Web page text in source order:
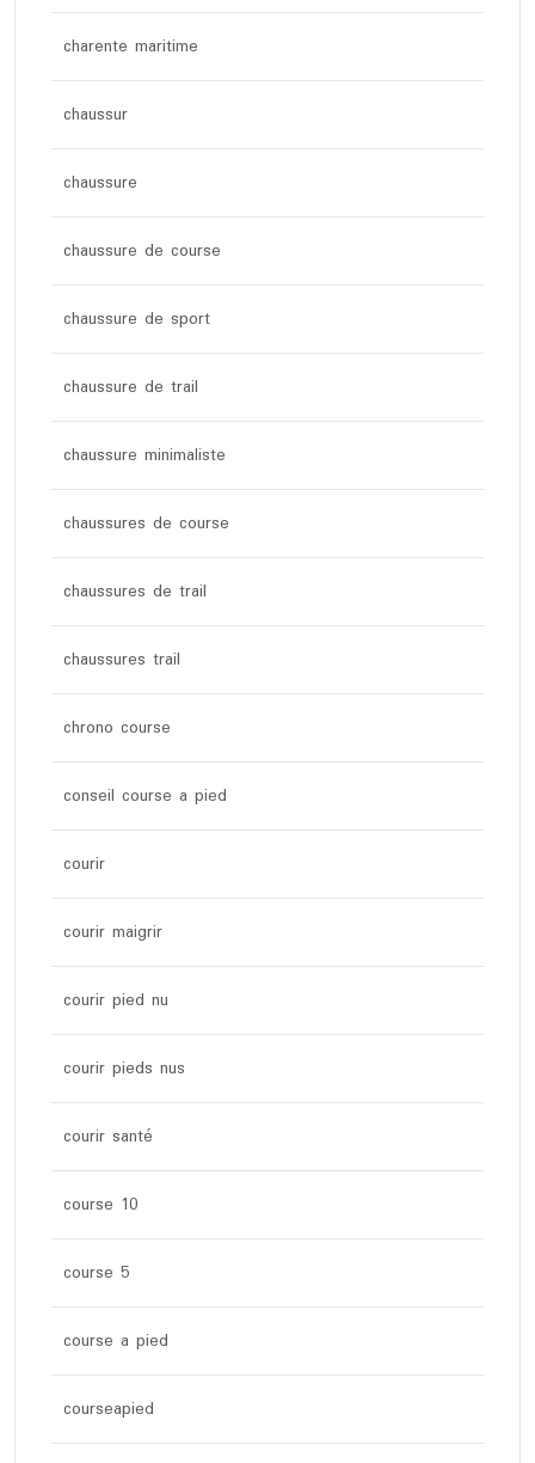
charente maritime
chaussur
chaussure
chaussure de course
chaussure de sport
chaussure de trail
chaussure minimaliste
chaussures de course
chaussures de trail
chaussures trail
chrono course
conseil course a pied
courir
courir maigrir
courir pied nu
courir pieds nus
courir santé
course 10
course 5
course a pied
courseapied